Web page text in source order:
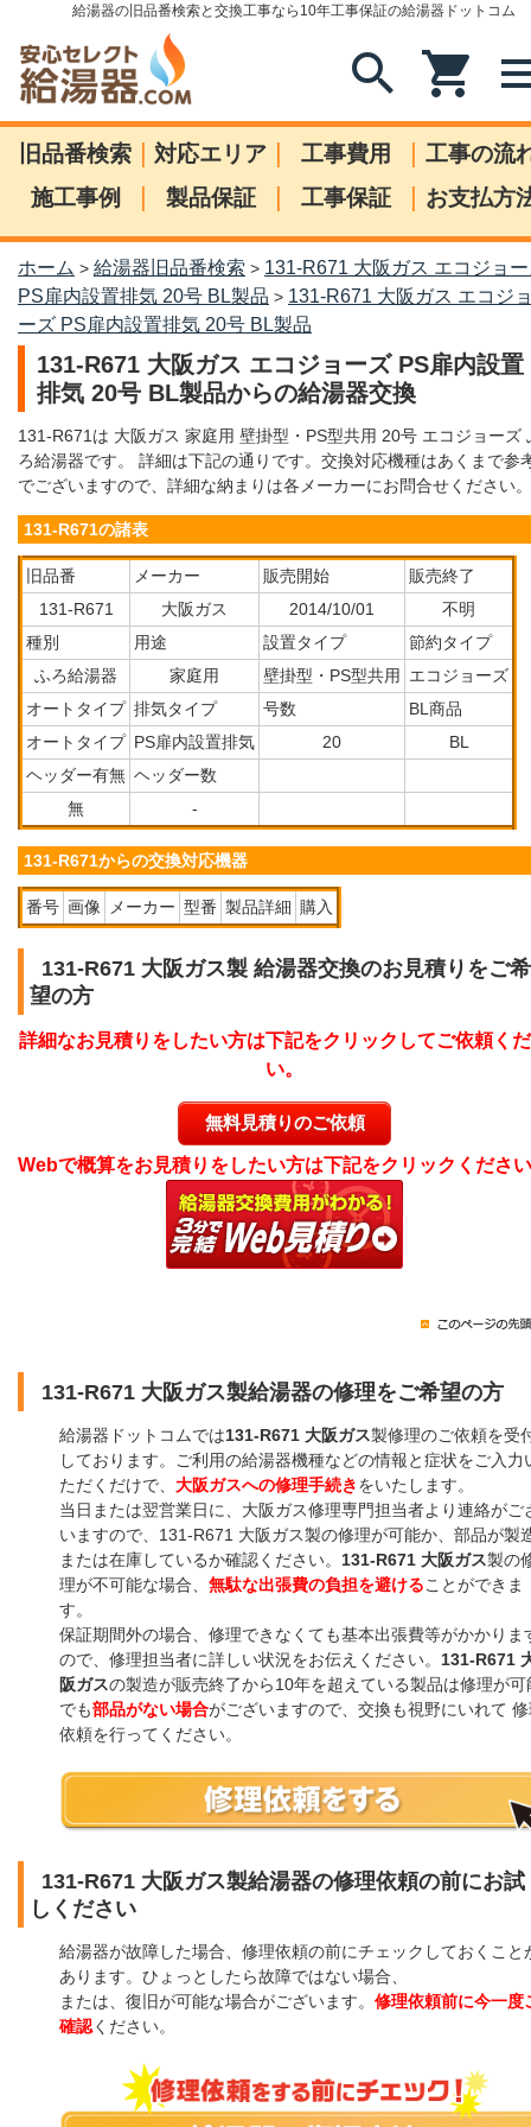
給湯器の旧品番検索と交換工事なら10年工事保証の給湯器ドットコム
search shopping_cart
旧品番検索 | 対応エリア | 工事費用 | 工事の流
施工事例
| 製品保証 | 工事保証 | お支払方
ホーム > 給湯器旧品番検索 > 131-R671 大阪ガス エコジョ
PS扉内設置排気 20号 BL製品 > 131-R671 大阪ガス エコジ
ーズ PS扉内設置排気 20号 BL製品
131-R671 大阪ガス エコジョーズ PS扉内設置
排気 20号 BL製品からの給湯器交換
131-R671は 大阪ガス 家庭用 壁掛型・PS型共用 20号 エコジョーズ
ろ給湯器です。 詳細は下記の通りです。交換対応機種はあくまで参
でございますので、詳細な納まりは各メーカーにお問合せください。
131-R671の諸表
旧品番 メーカー 販売開始
販売終了
131-R671
大阪ガス 2014/10/01
不明
種別
用途 設置タイプ
節約タイプ
ふろ給湯器
家庭用 壁掛型・PS型共用
エコジョーズ
オートタイプ 排気タイプ 号数
BL商品
オートタイプ PS扉内設置排気 20
BL
ヘッダー有無 ヘッダー数
無
-
131-R671からの交換対応機器
番号 画像 メーカー 型番 製品詳細 購入
131-R671 大阪ガス製 給湯器交換のお見積りをご希
望の方
詳細なお見積りをしたい方は下記をクリックしてご依頼く
い。
無料見積りのご依頼
Webで概算をお見積りをしたい方は下記をクリックくださ
131-R671 大阪ガス製給湯器の修理をご希望の方
給湯器ドットコムでは131-R671 大阪ガス製修理のご依頼を受
しております。ご利用の給湯器機種などの情報と症状をご入力
ただくだけで、 大阪ガスへの修理手続きをいたします。
当日または翌営業日に、大阪ガス修理専門担当者より連絡がご
いますので、131-R671 大阪ガス製の修理が可能か、部品が製
または在庫しているか確認ください。 131-R671 大阪ガス製の
理が不可能な場合、 無駄な出張費の負担を避けることができま
す。
保証期間外の場合、修理できなくても基本出張費等がかかりま
ので、修理担当者に詳しい状況をお伝えください。 131-R671
阪ガスの製造が販売終了から10年を超えている製品は修理が可
でも部品がない場合がございますので、交換も視野にいれて
依頼を行ってください。
131-R671 大阪ガス製給湯器の修理依頼の前にお試
しください
給湯器が故障した場合、修理依頼の前にチェックしておくこと
あります。ひょっとしたら故障ではない場合、
または、復旧が可能な場合がございます。 修理依頼前に今一度
確認ください。